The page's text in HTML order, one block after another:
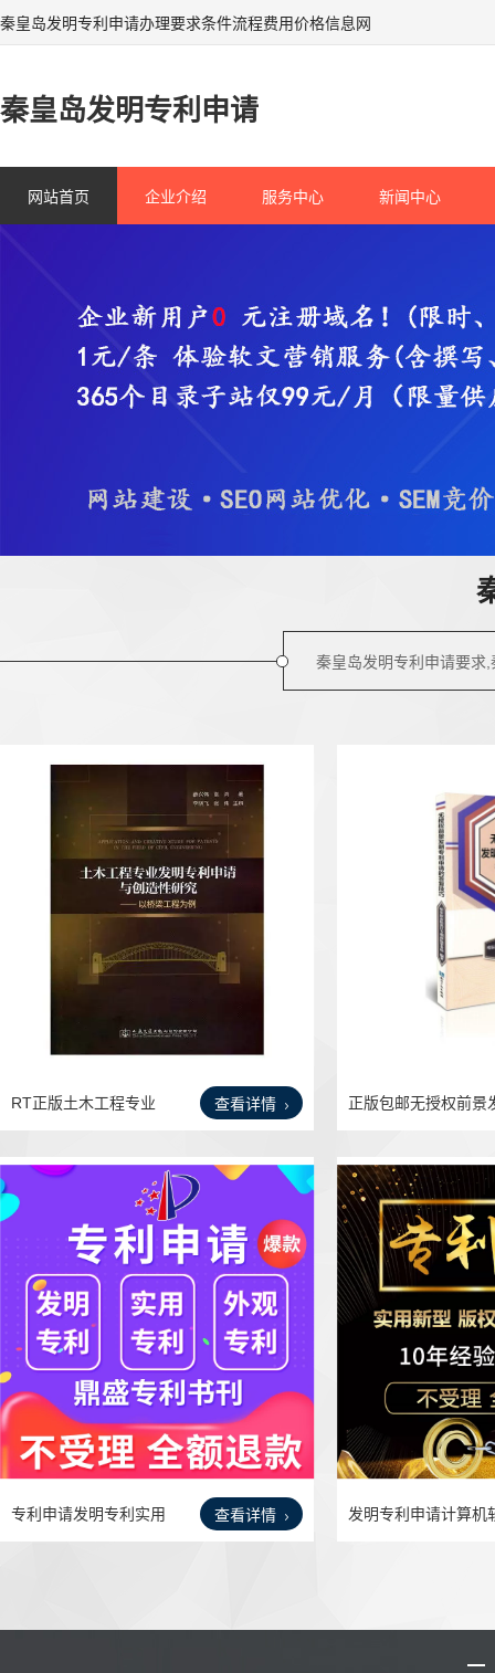
秦皇岛发明专利申请办理要求条件流程费用价格信息网
秦皇岛发明专利申请
网站首页 企业介绍 服务中心 新闻中心
秦皇岛发明专利申请要求
查看详情
RT正版土木工程专业
正版包邮无授权前景
查看详情
专利申请发明专利实用
新型
发明专利申请计算机